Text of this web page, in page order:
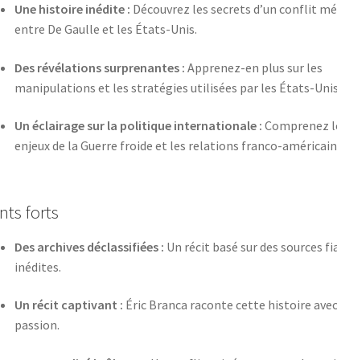
Une histoire inédite : Découvrez les secrets d’un conflit
entre De Gaulle et les États-Unis.
Des révélations surprenantes : Apprenez-en plus sur les
manipulations et les stratégies utilisées par les États-
Un éclairage sur la politique internationale : Comprenez
enjeux de la Guerre froide et les relations franco-
forts
Des archives déclassifiées : Un récit basé sur des sources
inédites.
Un récit captivant : Éric Branca raconte cette histoire
passion.